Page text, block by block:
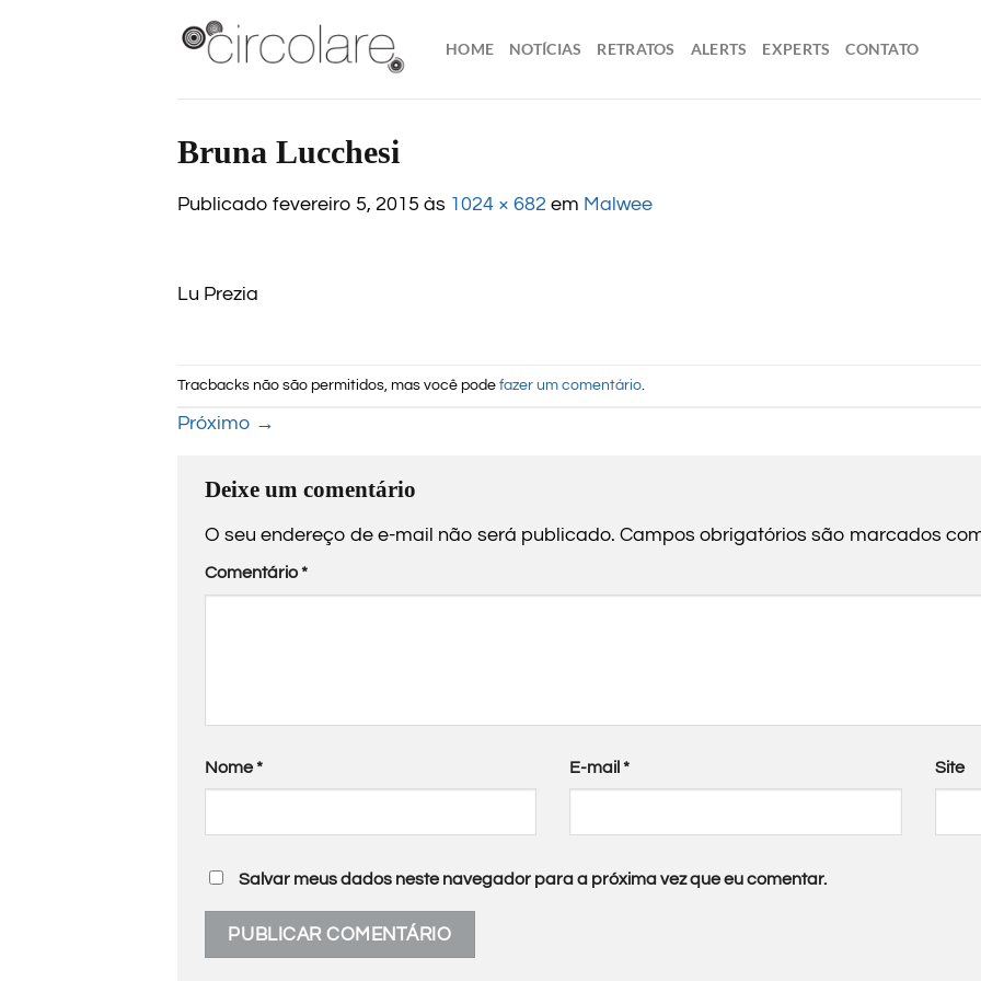
HOME NOTÍCIAS RETRATOS ALERTS EXPERTS CONTATO
Bruna Lucchesi
Publicado fevereiro 5, 2015 às 1024 × 682 em Malwee
Lu Prezia
Tracbacks não são permitidos, mas você pode fazer um comentário
Próximo →
Deixe um comentário
O seu endereço de e-mail não será publicado. Campos obrigatórios são marcados
Comentário*
Nome* E-mail* Site
Salvar meus dados neste navegador para a próxima vez que eu comentar.